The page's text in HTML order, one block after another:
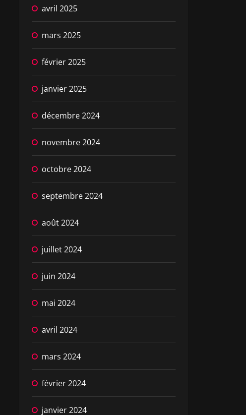
avril 2025
mars 2025
février 2025
janvier 2025
décembre 2024
novembre 2024
octobre 2024
septembre 2024
août 2024
juillet 2024
juin 2024
mai 2024
avril 2024
mars 2024
février 2024
janvier 2024